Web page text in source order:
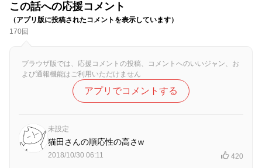
この話への応援コメント
（アプリ版に投稿されたコメントを表示しています）
170回
ブラウザ版では、応援コメントの投稿、コメントへのいいジャン、お
よび通報機能はご利用いただけません
アプリでコメントする
未設定
猫田さんの順応性の高さw
2018/10/30 06:11 420